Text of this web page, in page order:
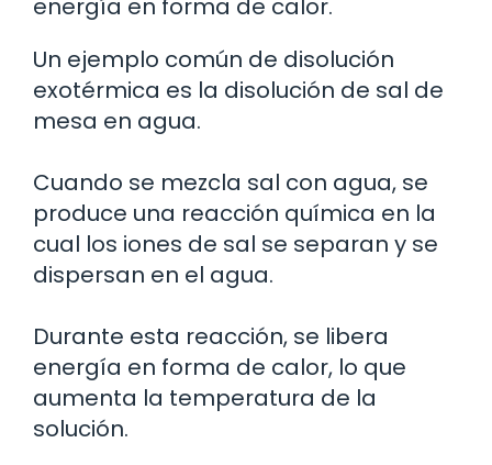
energía en forma de calor.
Un ejemplo común de disolución
exotérmica es la disolución de sal de
mesa en agua.
Cuando se mezcla sal con agua, se
produce una reacción química en la
cual los iones de sal se separan y se
dispersan en el agua.
Durante esta reacción, se libera
energía en forma de calor, lo que
aumenta la temperatura de la
solución.